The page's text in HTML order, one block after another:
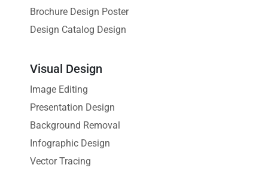
Brochure Design Poster
Design Catalog Design
Visual Design
Image Editing
Presentation Design
Background Removal
Infographic Design
Vector Tracing